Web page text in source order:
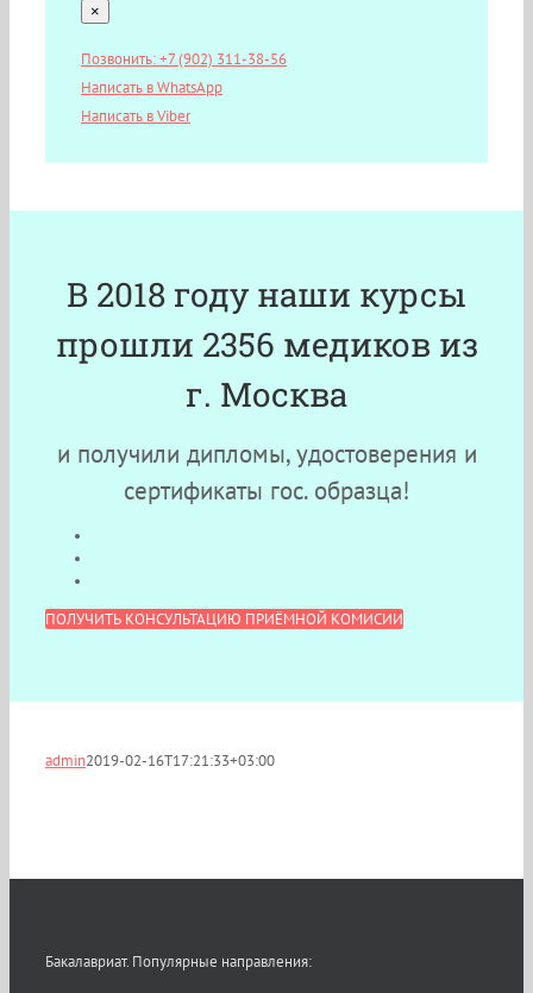
×
Позвонить: +7 (902) 311-38-56
Написать в WhatsApp
Написать в Viber
В 2018 году наши курсы
прошли 2356 медиков из
г. Москва
и получили дипломы, удостоверения и
сертификаты гос. образца!
ПОЛУЧИТЬ КОНСУЛЬТАЦИЮ ПРИЁМНОЙ КОМИСИИ
admin2019-02-16T17:21:33+03:00
Бакалавриат. Популярные направления: